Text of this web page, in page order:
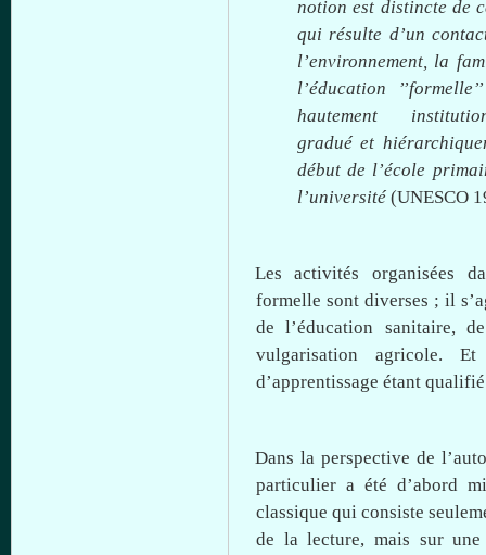
notionest distincte de
quirésulte d’un
l’environnement, la
l’éducation
’’formelle’’
hautement
graduéet
débutde l’école
l’université (UNESCO
Lesactivités organisées
formelle sont diverses ;il
del’éducation sanitaire,
vulgarisation
agricole.
d’apprentissage étant qualifié
Dans la perspective de
particulier a été d’abord
classique quiconsiste
de la lecture,mais sur une